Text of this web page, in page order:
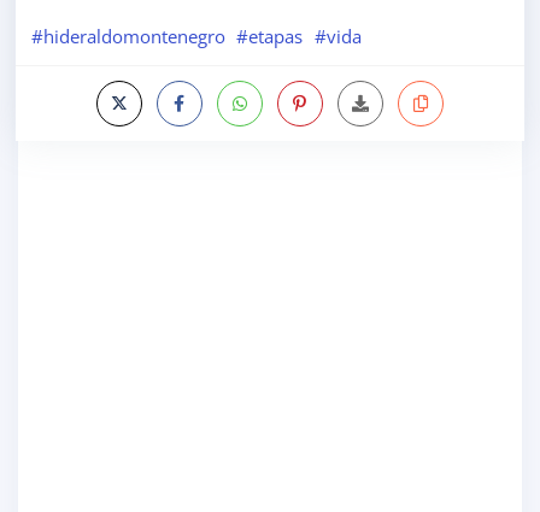
#hideraldomontenegro #etapas #vida